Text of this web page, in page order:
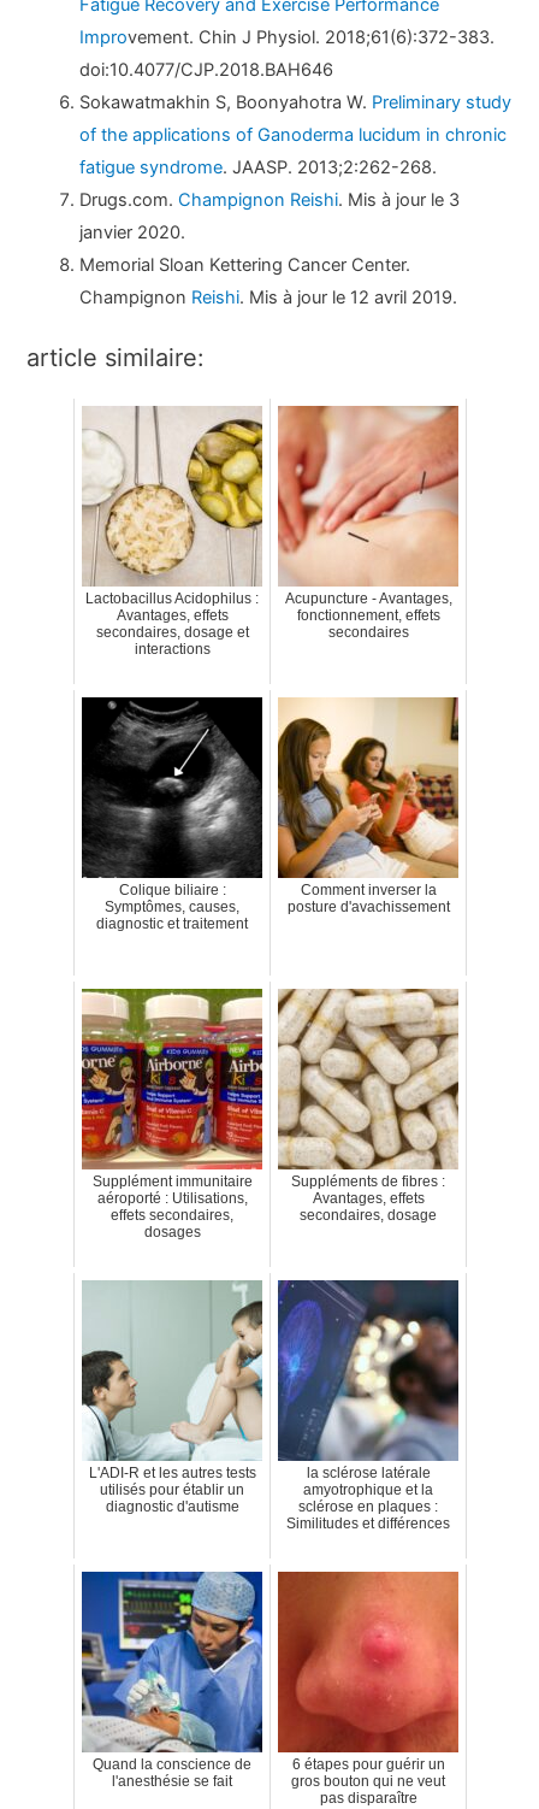
Fatigue Recovery and Exercise Performance
Improvement. Chin J Physiol. 2018;61(6):372-383.
doi:10.4077/CJP.2018.BAH646
Sokawatmakhin S, Boonyahotra W. Preliminary study
of the applications of Ganoderma lucidum in chronic
fatigue syndrome. JAASP. 2013;2:262-268.
Drugs.com.Champignon Reishi. Mis à jour le 3
janvier 2020.
Memorial Sloan Kettering Cancer Center.
Champignon Reishi. Mis à jour le 12 avril 2019.
article similaire:
Lactobacillus Acidophilus :
Avantages, effets
secondaires, dosage et
interactions
Acupuncture - Avantages,
fonctionnement, effets
secondaires
Colique biliaire :
Symptômes, causes,
diagnostic et traitement
Comment inverser la
posture d'avachissement
Supplément immunitaire
aéroporté : Utilisations,
effets secondaires,
dosages
Suppléments de fibres :
Avantages, effets
secondaires, dosage
L'ADI-R et les autres tests
utilisés pour établir un
diagnostic d'autisme
la sclérose latérale
amyotrophique et la
sclérose en plaques :
Similitudes et différences
Quand la conscience de
l'anesthésie se fait
6 étapes pour guérir un
gros bouton qui ne veut
pas disparaître